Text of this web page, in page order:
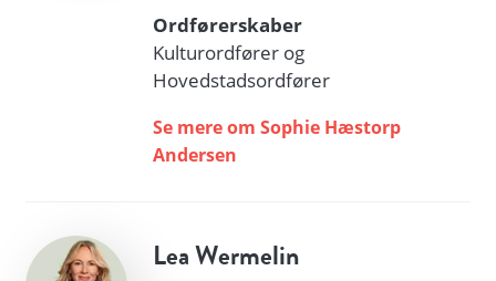
Ordførerskaber
Kulturordfører og
Hovedstadsordfører
Se mere om Sophie Hæstorp
Andersen
Lea Wermelin